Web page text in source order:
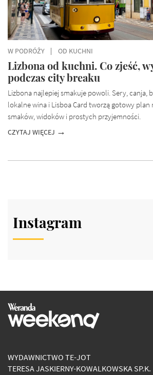
W PODRÓŻY OD KUCHNI
Lizbona od kuchni. Co zjeść,
podczas city breaku
Lizbona najlepiej smakuje powoli. Sery, canja,
lokalne wina i Lisboa Card tworzą gotowy plan
smaków, widoków i prostych przyjemności.
CZYTAJ WIĘCEJ
Instagram
WYDAWNICTWO TE-JOT
TERESA JASKIERNY-KOWALKOWSKA SP.K.